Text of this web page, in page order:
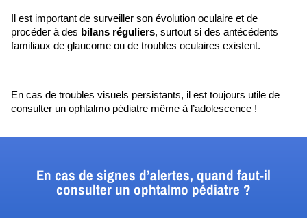
Il est important de surveiller son évolution oculaire et de
procéder à des bilans réguliers, surtout si des antécédents
familiaux de glaucome ou de troubles oculaires existent.
En cas de troubles visuels persistants, il est toujours utile de
consulter un ophtalmo pédiatre même à l’adolescence !
En cas de signes d’alertes, quand faut-il
consulter un ophtalmo pédiatre ?